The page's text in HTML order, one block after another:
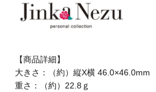
【商品詳細】
大きさ：（約）縦X横 46.0×46.0mm
重さ：（約）22.8ｇ